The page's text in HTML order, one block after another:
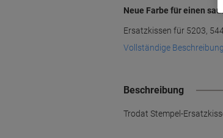
Neue Farbe für einen
Ersatzkissen für 5203,
Vollständige
Beschreibung
Trodat Stempel-